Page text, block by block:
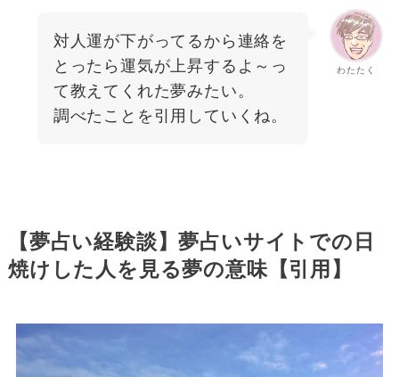
わたたく
対人運が下がってるから連絡を
とったら運気が上昇するよ～っ
て教えてくれた夢みたい。
調べたことを引用していくね。
【夢占い経験談】夢占いサイトでの日
焼けした人を見る夢の意味【引用】